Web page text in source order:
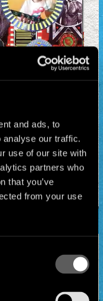
and ads, to
analyse our traffic.
use of our site with
partners who
that you’ve
from your use
con Ramiro
por el
#
by